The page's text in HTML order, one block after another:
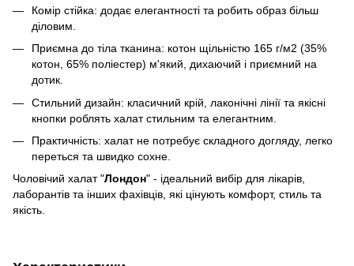
Комір стійка: додає елегантності та робить образ більш
діловим.
Приємна до тіла тканина: котон щільністю 165 г/м2 (35%
котон, 65% поліестер) м'який, дихаючий і приємний на
дотик.
Стильний дизайн: класичний крій, лаконічні лінії та якісні
кнопки роблять халат стильним та елегантним.
Практичність: халат не потребує складного догляду, легко
переться та швидко сохне.
Чоловічий халат "Лондон" - ідеальний вибір для лікарів,
лаборантів та інших фахівців, які цінують комфорт, стиль та
якість.